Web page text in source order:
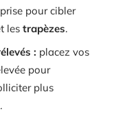
pour cibler
les trapèzes.
: placez vos
pour
plus
.